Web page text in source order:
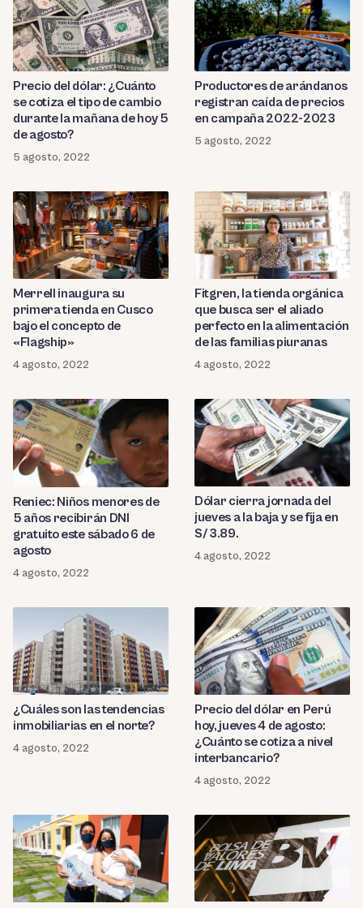
Precio del dólar: ¿Cuánto
se cotiza el tipo de cambio
durante la mañana de hoy 5
de agosto?
5 agosto, 2022
Productores de arándanos
registran caída de precios
en campaña 2022-2023
5 agosto, 2022
Merrell inaugura su
primera tienda en Cusco
bajo el concepto de
«Flagship»
4 agosto, 2022
Fitgren, la tienda orgánica
que busca ser el aliado
perfecto en la alimentación
de las familias piuranas
4 agosto, 2022
Reniec: Niños menores de
5 años recibirán DNI
gratuito este sábado 6 de
agosto
4 agosto, 2022
Dólar cierra jornada del
jueves a la baja y se fija en
S/ 3.89.
4 agosto, 2022
¿Cuáles son las tendencias
inmobiliarias en el norte?
4 agosto, 2022
Precio del dólar en Perú
hoy, jueves 4 de agosto:
¿Cuánto se cotiza a nivel
interbancario?
4 agosto, 2022